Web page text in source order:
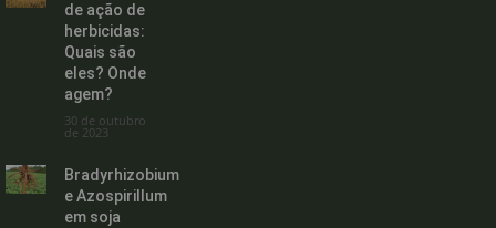
de ação de
herbicidas:
Quais são
eles? Onde
agem?
30 de outubro
de 2023
Bradyrhizobium
e Azospirillum
em soja